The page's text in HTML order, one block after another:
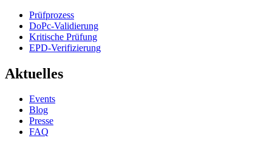
Prüfprozess
DoPc-Validierung
Kritische Prüfung
EPD-Verifizierung
Aktuelles
Events
Blog
Presse
FAQ